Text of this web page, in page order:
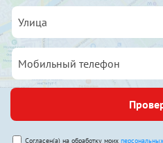
Согласен(а) на обработку моих